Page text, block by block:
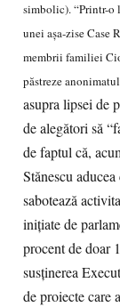
simbolic). “Printr-o
unei așa-zise Case
membrii familiei
păstreze
asupra lipsei de
de alegători să
de faptul că,
Stănescu
sabotează
inițiate de
procent de doar
susținerea
de proiecte care